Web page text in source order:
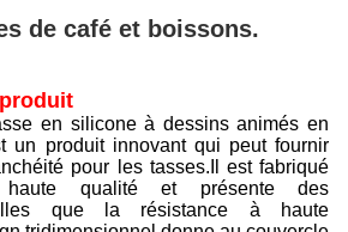
de café et boissons.
en silicone à dessins animés en
un produit innovant qui peut fournir
pour les tasses.Il est fabriqué
qualité et présente des
que la résistance à haute